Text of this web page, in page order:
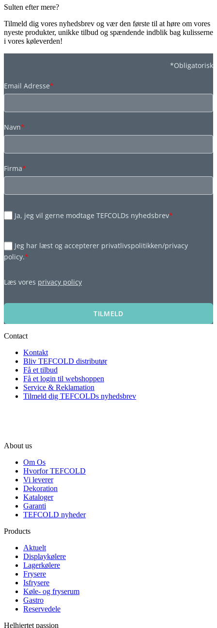
Sulten efter mere?
Tilmeld dig vores nyhedsbrev og vær den første til at høre om vores
nyeste produkter, unikke tilbud og spændende indblik bag kulisserne
i vores køleverden!
*Obligatorisk
Email Adresse*
Navn*
Firma*
Ja, jeg vil gerne modtage TEFCOLDs nyhedsbrev*
Jeg har læst og accepterer privatlivspolitikken/privacy
policy.*
Læs vores privacy policy
TILMELD
Contact
Kontakt
Bliv TEFCOLD distributør
Få et tilbud
Få et login til webshoppen
Service & Reklamation
Tilmeld dig TEFCOLDs nyhedsbrev
About us
Om Os
Hvorfor TEFCOLD
Vi leverer
Dekoration
Kataloger
Garanti
TEFCOLD nyheder
Products
Aktuelt
Displaykølere
Lagerkølere
Frysere
Isfrysere
Køle- og fryserum
Gastro
Reservedele
Helhjertet passion